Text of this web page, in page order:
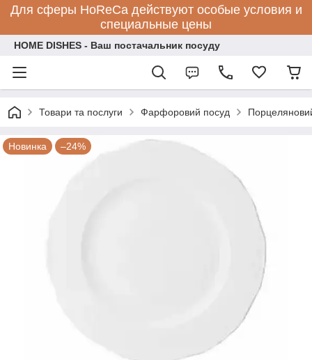
Для сферы HoReCa действуют особые условия и
специальные цены
HOME DISHES - Ваш постачальник посуду
Товари та послуги Фарфоровий посуд
Новинка –24%